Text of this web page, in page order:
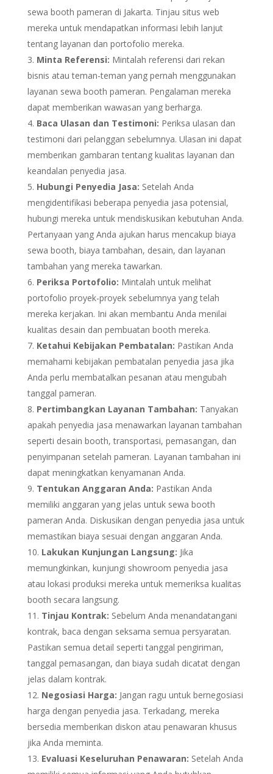
sewa booth pameran di Jakarta. Tinjau situs web
mereka untuk mendapatkan informasi lebih lanjut
tentang layanan dan portofolio mereka.
Minta Referensi: Mintalah referensi dari rekan
bisnis atau teman-teman yang pernah menggunakan
layanan sewa booth pameran. Pengalaman mereka
dapat memberikan wawasan yang berharga.
Baca Ulasan dan Testimoni: Periksa ulasan dan
testimoni dari pelanggan sebelumnya. Ulasan ini dapat
memberikan gambaran tentang kualitas layanan dan
keandalan penyedia jasa.
Hubungi Penyedia Jasa: Setelah Anda
mengidentifikasi beberapa penyedia jasa potensial,
hubungi mereka untuk mendiskusikan kebutuhan Anda.
Pertanyaan yang Anda ajukan harus mencakup biaya
sewa booth, biaya tambahan, desain, dan layanan
tambahan yang mereka tawarkan.
Periksa Portofolio: Mintalah untuk melihat
portofolio proyek-proyek sebelumnya yang telah
mereka kerjakan. Ini akan membantu Anda menilai
kualitas desain dan pembuatan booth mereka.
Ketahui Kebijakan Pembatalan: Pastikan Anda
memahami kebijakan pembatalan penyedia jasa jika
Anda perlu membatalkan pesanan atau mengubah
tanggal pameran.
Pertimbangkan Layanan Tambahan: Tanyakan
apakah penyedia jasa menawarkan layanan tambahan
seperti desain booth, transportasi, pemasangan, dan
penyimpanan setelah pameran. Layanan tambahan ini
dapat meningkatkan kenyamanan Anda.
Tentukan Anggaran Anda: Pastikan Anda
memiliki anggaran yang jelas untuk sewa booth
pameran Anda. Diskusikan dengan penyedia jasa untuk
memastikan biaya sesuai dengan anggaran Anda.
Lakukan Kunjungan Langsung: Jika
memungkinkan, kunjungi showroom penyedia jasa
atau lokasi produksi mereka untuk memeriksa kualitas
booth secara langsung.
Tinjau Kontrak: Sebelum Anda menandatangani
kontrak, baca dengan seksama semua persyaratan.
Pastikan semua detail seperti tanggal pengiriman,
tanggal pemasangan, dan biaya sudah dicatat dengan
jelas dalam kontrak.
Negosiasi Harga: Jangan ragu untuk bernegosiasi
harga dengan penyedia jasa. Terkadang, mereka
bersedia memberikan diskon atau penawaran khusus
jika Anda meminta.
Evaluasi Keseluruhan Penawaran: Setelah Anda